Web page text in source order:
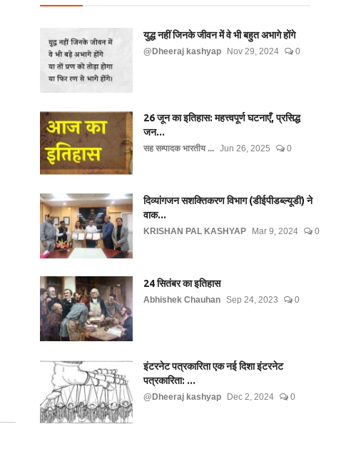
युद्ध नहीं जिनके जीवन में वे भी बहुत अभागे होंगे
@Dheeraj kashyap Nov 29, 2024 0
26 जून का इतिहास: महत्त्वपूर्ण घटनाएँ, प्रसिद्ध
जन...
सह सम्पादक भारतीय ... Jun 26, 2025 0
दिव्यांगजन सशक्तिकरण विभाग (डीईपीडब्ल्यूडी) ने
वाक...
KRISHAN PAL KASHYAP Mar 9, 2024 0
24 सितंबर का इतिहास
Abhishek Chauhan Sep 24, 2023 0
इंटरनेट पत्रकारिता एक नई दिशा इंटरनेट
पत्रकारिता: ...
@Dheeraj kashyap Dec 2, 2024 0